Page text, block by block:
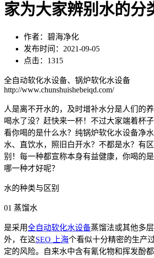
家为大家辨别水的分
作者：碧海净化
发布时间：2021-09-05
点击：1315
全自动软化水设备、锅炉软化水设备
http://www.chunshuishebeiqd.com/
人是离不开水的，及时增补水分是人们的
喝水了没？赶快来一杯！不过大家端着杯
看你喝的是什么水？纯锅炉软化水设备净
水、直饮水，照旧白开水？不都是水？有
别！每一种都宣称本身有益健康，你喝的
哪一种才好呢？
水的种类与区别
01 蒸馏水
是采用全自动软化水设备蒸馏法或其他多
外，在这SEO 上海个看似十分精密的生产
定的风险。自来水中含有氰化物和挥发酚